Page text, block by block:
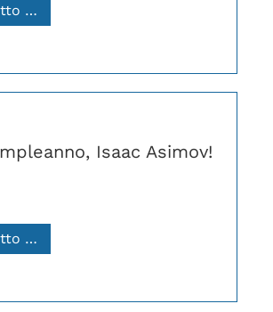
…
Isaac Asimov!
…